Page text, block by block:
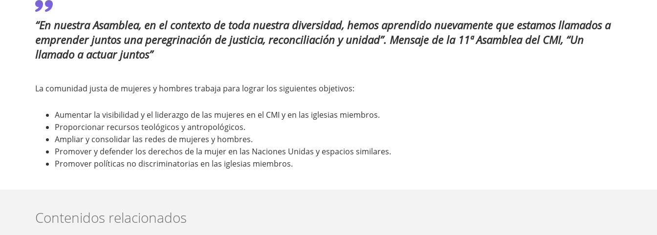
“En nuestra Asamblea, en el contexto de toda nuestra diversidad, hemos aprendido nuevamente que estamos llamados a
emprender juntos una peregrinación de justicia, reconciliación y unidad”. Mensaje de la 11ª Asamblea del CMI, “Un
llamado a actuar juntos”
La comunidad justa de mujeres y hombres trabaja para lograr los siguientes objetivos:
Aumentar la visibilidad y el liderazgo de las mujeres en el CMI y en las iglesias miembros.
Proporcionar recursos teológicos y antropológicos.
Ampliar y consolidar las redes de mujeres y hombres.
Promover y defender los derechos de la mujer en las Naciones Unidas y espacios similares.
Promover políticas no discriminatorias en las iglesias miembros.
Contenidos relacionados